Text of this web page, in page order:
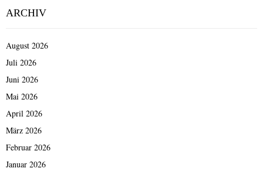
ARCHIV
August 2026
Juli 2026
Juni 2026
Mai 2026
April 2026
März 2026
Februar 2026
Januar 2026